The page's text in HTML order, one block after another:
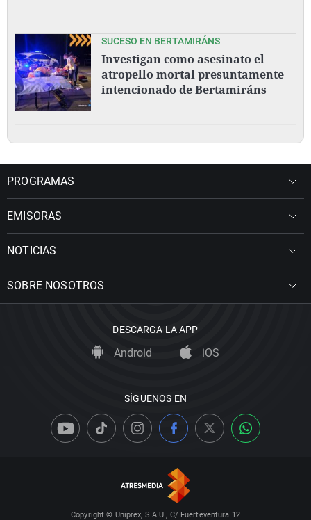
SUCESO EN BERTAMIRÁNS
Investigan como asesinato el
atropello mortal presuntamente
intencionado de Bertamiráns
PROGRAMAS
EMISORAS
NOTICIAS
SOBRE NOSOTROS
DESCARGA LA APP
Android iOS
SÍGUENOS EN
Copyright © Uniprex, S.A.U., C/ Fuerteventura 12